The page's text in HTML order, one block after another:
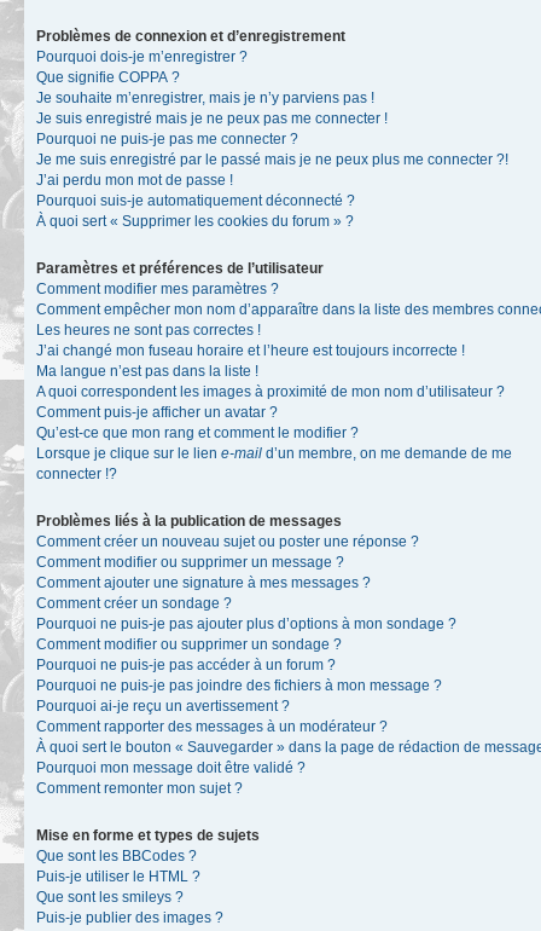
Problèmes de connexion et d’enregistrement
Pourquoi dois-je m’enregistrer ?
Que signifie COPPA ?
Je souhaite m’enregistrer, mais je n’y parviens pas !
Je suis enregistré mais je ne peux pas me connecter !
Pourquoi ne puis-je pas me connecter ?
Je me suis enregistré par le passé mais je ne peux plus me connecter ?!
J’ai perdu mon mot de passe !
Pourquoi suis-je automatiquement déconnecté ?
À quoi sert « Supprimer les cookies du forum » ?
Paramètres et préférences de l’utilisateur
Comment modifier mes paramètres ?
Comment empêcher mon nom d’apparaître dans la liste des membres
Les heures ne sont pas correctes !
J’ai changé mon fuseau horaire et l’heure est toujours incorrecte !
Ma langue n’est pas dans la liste !
A quoi correspondent les images à proximité de mon nom d’utilisateur ?
Comment puis-je afficher un avatar ?
Qu’est-ce que mon rang et comment le modifier ?
Lorsque je clique sur le lien e-mail d’un membre, on me demande de me
connecter !?
Problèmes liés à la publication de messages
Comment créer un nouveau sujet ou poster une réponse ?
Comment modifier ou supprimer un message ?
Comment ajouter une signature à mes messages ?
Comment créer un sondage ?
Pourquoi ne puis-je pas ajouter plus d’options à mon sondage ?
Comment modifier ou supprimer un sondage ?
Pourquoi ne puis-je pas accéder à un forum ?
Pourquoi ne puis-je pas joindre des fichiers à mon message ?
Pourquoi ai-je reçu un avertissement ?
Comment rapporter des messages à un modérateur ?
À quoi sert le bouton « Sauvegarder » dans la page de rédaction de
Pourquoi mon message doit être validé ?
Comment remonter mon sujet ?
Mise en forme et types de sujets
Que sont les BBCodes ?
Puis-je utiliser le HTML ?
Que sont les smileys ?
Puis-je publier des images ?